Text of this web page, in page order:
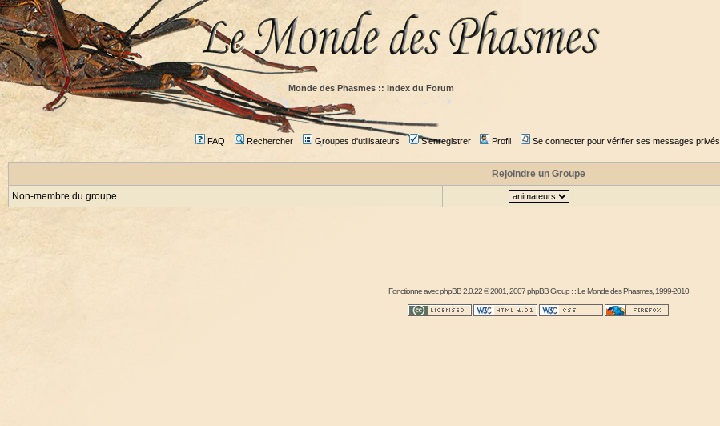
Monde des Phasmes :: Index du Forum
FAQ Rechercher Groupes d'utilisateurs S'enregistrer Profil Se connecter pour vérifier ses messages privés
Rejoindre un Groupe
Non-membre du groupe
Fonctionne avecphpBB2.0.22 © 2001, 2007 phpBB Group : :Le Monde des Phasmes, 1999-2010